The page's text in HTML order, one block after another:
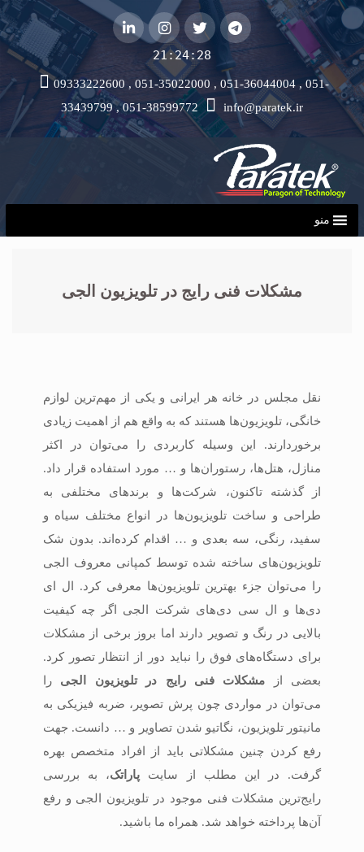
telegram توییتر instagramلینکداین
21:24:29
09333222600 , 051-35022000 , 051-36044004 , 051-
33439799 , 051-38599772
info@paratek.ir
منو
مشکلات فنی رایج در تلویزیون الجی
نقل مجلس در خانه هر ایرانی و یکی از مهم‌ترین لوازم‌
خانگی، تلویزیون‌ها هستند که به واقع هم از اهمیت زیادی
برخوردارند. این وسیله کاربردی را می‌توان در اکثر
منازل، هتل‌ها، رستوران‌ها و … مورد استفاده قرار داد.
از گذشته تاکنون، شرکت‌ها و برندهای مختلفی به
طراحی و ساخت تلویزیون‌ها در انواع مختلف سیاه‌ و
‌سفید، رنگی، سه ‌بعدی و … اقدام کرده‌اند. بدون شک
تلویزیون‌های ساخته شده توسط کمپانی معروف الجی
را می‌توان جزء بهترین تلویزیون‌ها معرفی کرد. ال‌ ای‌
دی‌ها و ال‌ سی ‌دی‌های شرکت الجی اگر چه کیفیت
بالایی در رنگ و تصویر دارند اما بروز برخی از مشکلات
برای دستگاه‌های فوق را نباید دور از انتظار تصور کرد.
بعضی از
مشکلات فنی رایج در تلویزیون الجی را
می‌توان در مواردی چون پرش تصویر، ضربه فیزیکی به
مانیتور تلویزیون، نگاتیو شدن تصاویر و … دانست. جهت
رفع کردن چنین مشکلاتی باید از افراد متخصص بهره
گرفت. در این مطلب از سایت پاراتک، به بررسی
رایج‌ترین مشکلات فنی موجود در تلویزیون الجی و رفع
آن‌ها پرداخته خواهد شد. همراه ما باشید.